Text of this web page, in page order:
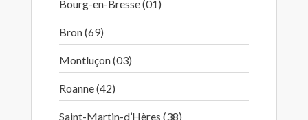
Bourg-en-Bresse (01)
Bron (69)
Montluçon (03)
Roanne (42)
Saint-Martin-d’Hères (38)